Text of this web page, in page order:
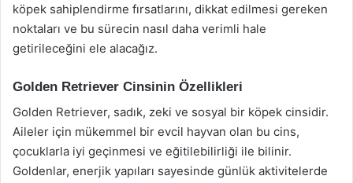
köpek sahiplendirme fırsatlarını, dikkat edilmesi gereken
noktaları ve bu sürecin nasıl daha verimli hale
getirileceğini ele alacağız.
Golden Retriever Cinsinin Özellikleri
Golden Retriever, sadık, zeki ve sosyal bir köpek cinsidir.
Aileler için mükemmel bir evcil hayvan olan bu cins,
çocuklarla iyi geçinmesi ve eğitilebilirliği ile bilinir.
Goldenlar, enerjik yapıları sayesinde günlük aktivitelerde